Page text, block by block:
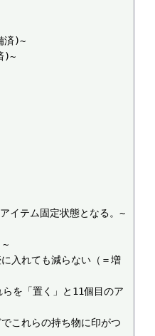
済)~
)~
イテム固定状態となる。~
~
入れても減らない（＝増
を「置く」と11個目のア
これらの持ち物に印がつ